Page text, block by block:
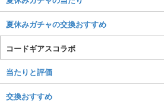
夏休みガチャの交換おすすめ
コードギアスコラボ
当たりと評価
交換おすすめ